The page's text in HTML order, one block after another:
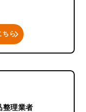
ちら
理業者